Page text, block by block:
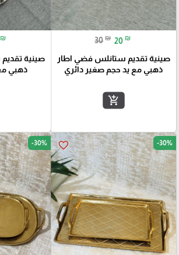
30 ₪ 20 ₪
صينية تقديم ستانلس فضي اطار
ذهبي مع يد حجم صغير دائري
add_shopping_cart
₪
صينية
ذهبي
favorite_border -30%
-30%